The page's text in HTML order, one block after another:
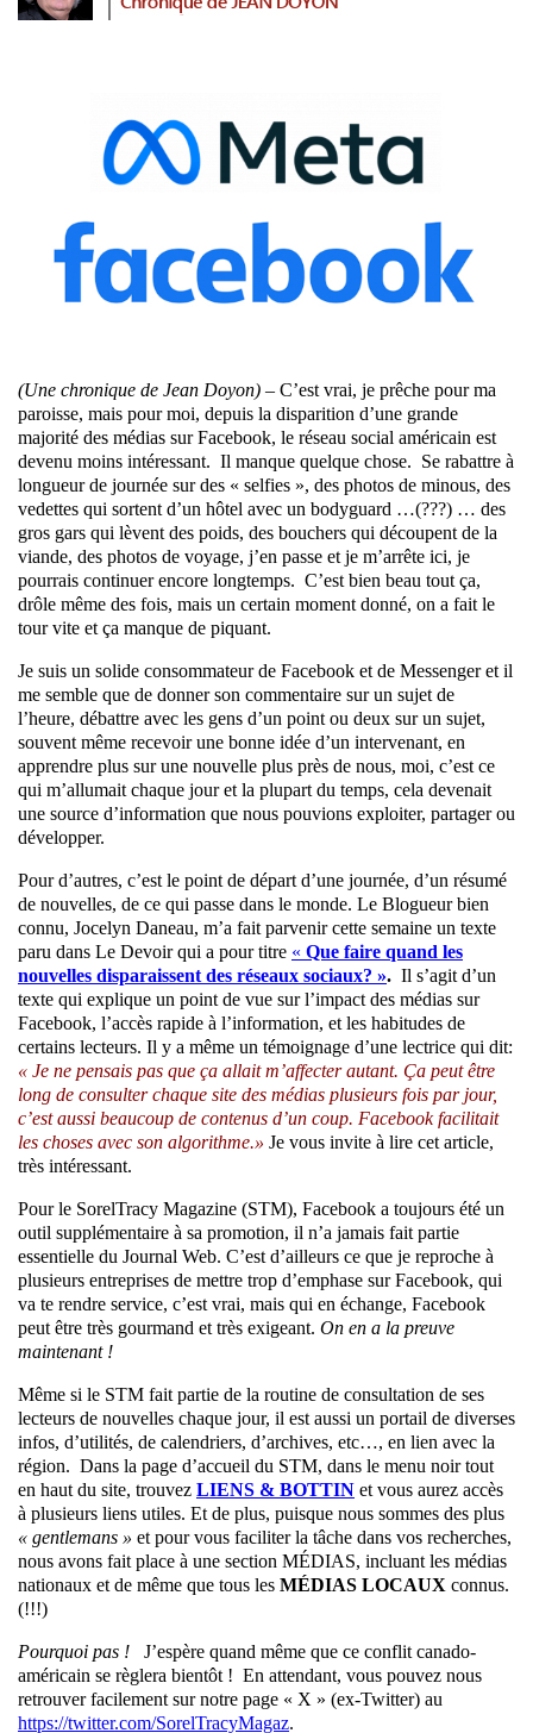
(Une chronique de Jean Doyon) – C’est vrai, je prêche pour ma
paroisse, mais pour moi, depuis la disparition d’une grande
majorité des médias sur Facebook, le réseau social américain est
devenu moins intéressant. Il manque quelque chose. Se rabattre à
longueur de journée sur des « selfies », des photos de minous, des
vedettes qui sortent d’un hôtel avec un bodyguard …(???) … des
gros gars qui lèvent des poids, des bouchers qui découpent de la
viande, des photos de voyage, j’en passe et je m’arrête ici, je
pourrais continuer encore longtemps. C’est bien beau tout ça,
drôle même des fois, mais un certain moment donné, on a fait le
tour vite et ça manque de piquant.
Je suis un solide consommateur de Facebook et de Messenger et il
me semble que de donner son commentaire sur un sujet de
l’heure, débattre avec les gens d’un point ou deux sur un sujet,
souvent même recevoir une bonne idée d’un intervenant, en
apprendre plus sur une nouvelle plus près de nous, moi, c’est ce
qui m’allumait chaque jour et la plupart du temps, cela devenait
une source d’information que nous pouvions exploiter, partager ou
développer.
Pour d’autres, c’est le point de départ d’une journée, d’un résumé
de nouvelles, de ce qui passe dans le monde. Le Blogueur bien
connu, Jocelyn Daneau, m’a fait parvenir cette semaine un texte
paru dans Le Devoir qui a pour titre « Que faire quand les
nouvelles disparaissent des réseaux sociaux? ». Il s’agit d’un
texte qui explique un point de vue surl’impact des médias sur
Facebook, l’accès rapide à l’information, et les habitudes de
certains lecteurs. Il y a même un témoignage d’une lectrice qui dit:
« Je ne pensais pas que ça allait m’affecter autant. Ça peut être
long de consulter chaque site des médias plusieurs fois par jour,
c’est aussi beaucoup de contenus d’un coup. Facebook facilitait
les choses avec son algorithme.» Je vous invite à lire cet article,
très intéressant.
Pour le SorelTracy Magazine (STM), Facebook a toujours été un
outil supplémentaire à sa promotion, il n’a jamais fait partie
essentielle du Journal Web. C’est d’ailleurs ce que je reproche à
plusieurs entreprises de mettre trop d’emphase sur Facebook, qui
va te rendre service, c’est vrai, mais qui en échange, Facebook
peut être très gourmand et très exigeant. On en a la preuve
maintenant !
Même si le STM fait partie de la routine de consultation de ses
lecteurs de nouvelles chaque jour, il est aussi un portail de diverses
infos, d’utilités, de calendriers, d’archives, etc…, en lien avec la
région. Dans la page d’accueil du STM, dans le menu noir tout
en haut du site, trouvez LIENS & BOTTIN et vous aurez accès
à plusieurs liens utiles. Et de plus, puisque nous sommes des plus
« gentlemans » et pour vous faciliter la tâche dans vos recherches,
nous avons fait place à une section MÉDIAS, incluant les médias
nationaux et de même que tous les MÉDIAS LOCAUX connus.
(!!!)
Pourquoi pas !
J’espère quand même que ce conflit canado-
américain se règlera bientôt ! En attendant, vous pouvez nous
retrouver facilement sur notre page « X » (ex-Twitter) au
https://twitter.com/SorelTracyMagaz.